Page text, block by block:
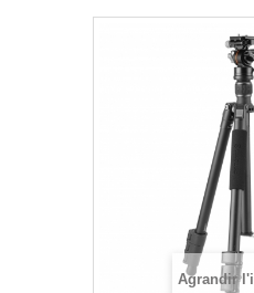
Agrandir